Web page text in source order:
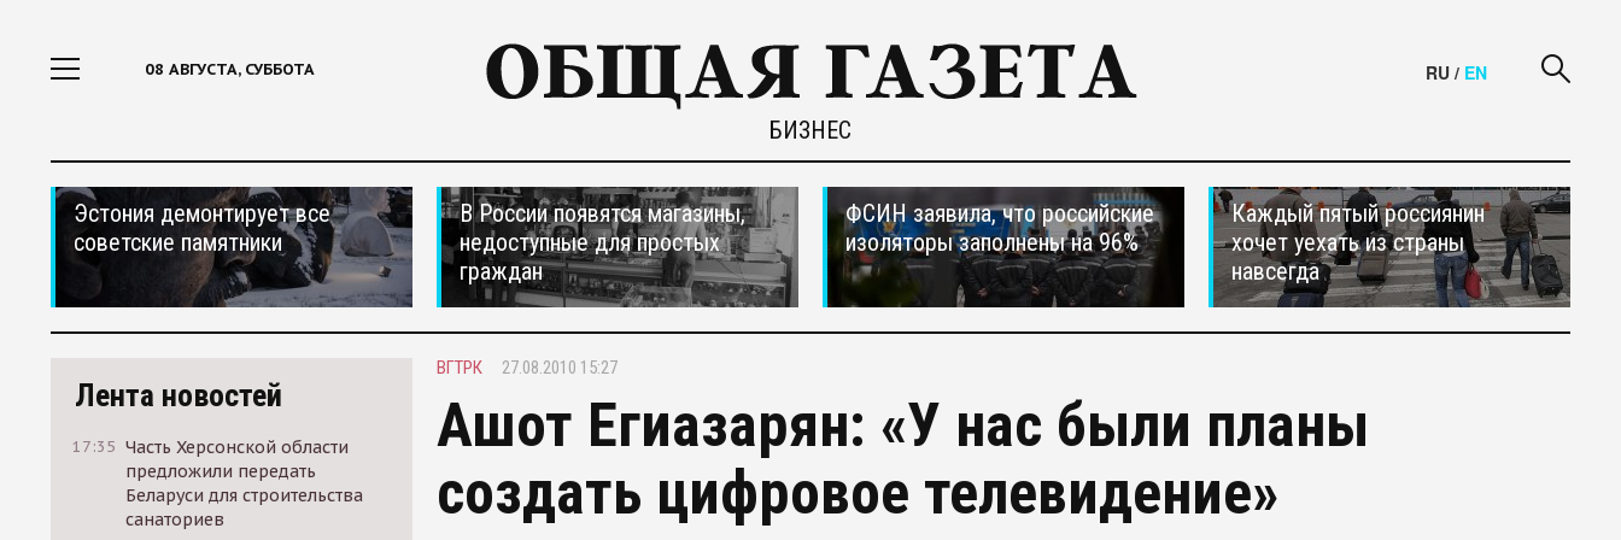
08 АВГУСТА, СУББОТА
БИЗНЕС
RU / EN
Эстония демонтирует все
советские памятники
В России появятся магазины,
недоступные для простых
граждан
ФСИН заявила, что российские
изоляторы заполнены на 96%
Каждый пятый россиянин
хочет уехать из страны
навсегда
Лента новостей
17:35 Часть Херсонской области
предложили передать
Беларуси для строительства
санаториев
ВГТРК 27.08.2010 15:27
Ашот Егиазарян: «У нас были планы
создать цифровое телевидение»